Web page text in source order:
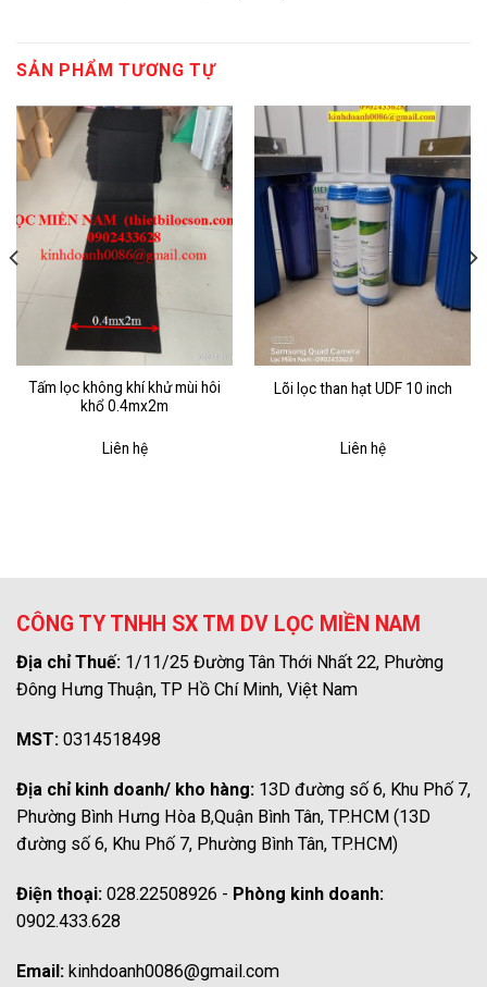
SẢN PHẨM TƯƠNG TỰ
Tấm lọc không khí khử mùi hôi
khổ 0.4mx2m
Liên hệ
Lõi lọc than hạt UDF 10 inch
Liên hệ
CÔNG TY TNHH SX TM DV LỌC MIỀN NAM
Địa chỉ Thuế: 1/11/25 Đường Tân Thới Nhất 22, Phường
Đông Hưng Thuận, TP Hồ Chí Minh, Việt Nam
MST: 0314518498
Địa chỉ kinh doanh/ kho hàng: 13D đường số 6, Khu Phố 7,
Phường Bình Hưng Hòa B,Quận Bình Tân, TP.HCM (13D
đường số 6, Khu Phố 7, Phường Bình Tân, TP.HCM)
Điện thoại: 028.22508926 - Phòng kinh doanh:
0902.433.628
Email: kinhdoanh0086@gmail.com